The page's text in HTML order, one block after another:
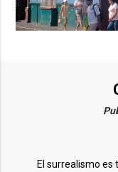
El surrealismo